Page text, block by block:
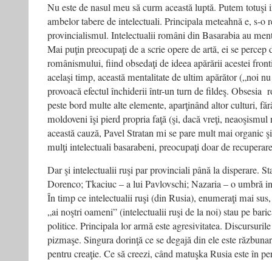
Nu este de nasul meu să curm această luptă. Putem totuşi
ambelor tabere de intelectuali. Principala meteahnă e, s-o
provincialismul. Intelectualii români din Basarabia au
Mai puţin preocupaţi de a scrie opere de artă, ei se percep
românismului, fiind obsedaţi de ideea apărării acestei
acelaşi timp, această mentalitate de ultim apărător („noi
provoacă efectul închiderii într-un turn de fildeş. Obsesia
peste bord multe alte elemente, aparţinând altor culturi,
moldoveni îşi pierd propria faţă (şi, dacă vreţi, neaoşismul
această cauză, Pavel Stratan mi se pare mult mai organic
mulţi intelectuali basarabeni, preocupaţi doar de
Dar şi intelectualii ruşi par provinciali până la disperare.
Dorenco; Tkaciuc – a lui Pavlovschi; Nazaria – o umbră
În timp ce intelectualii ruşi (din Rusia), enumeraţi mai
„ai noştri oameni” (intelectualii ruşi de la noi) stau pe
politice. Principala lor armă este agresivitatea.
pizmaşe. Singura dorinţă ce se degajă din ele este
pentru creaţie. Ce să creezi, când matuşka Rusia este în